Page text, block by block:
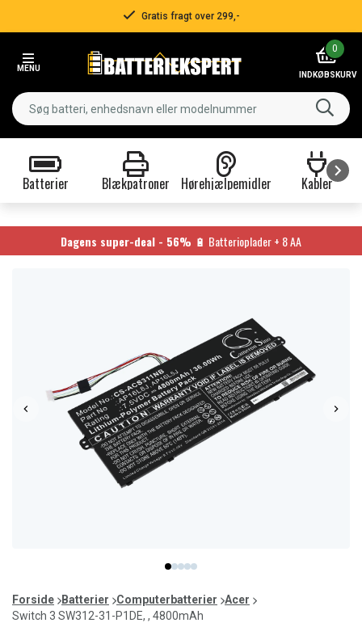
Gratis fragt over 299,-
MENU
0
INDKØBSKURV
Batterier Blækpatroner Hørehjælpemidler Kabler
9
Dagens super-deal - 56% 🔋 Batterioplader + 8 AA
item
0
item
1
item
2
item
3
item
4
of
5
Forside Batterier Computerbatterier
Acer
Switch 3 SW312-31-P1DE, , 4800mAh